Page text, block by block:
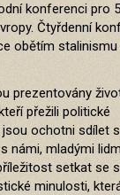
konferenci pro
Čtyřdenní
obětím stalinismu
prezentovány
přežili politické
ochotni sdílet
námi, mladými
setkat se s
minulosti,